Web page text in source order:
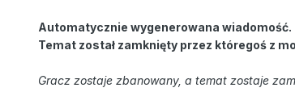
Automatycznie wygenerowana wiadomość.
Temat został zamknięty przez któregoś z
Gracz zostaje zbanowany, a temat zostaje